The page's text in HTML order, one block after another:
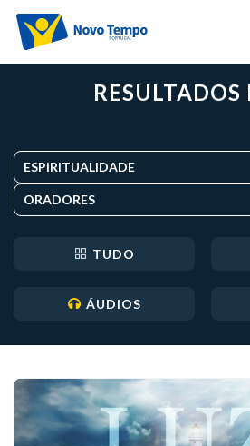
RESULTADOS
ESPIRITUALIDADE
ORADORES
TUDO
ÁUDIOS